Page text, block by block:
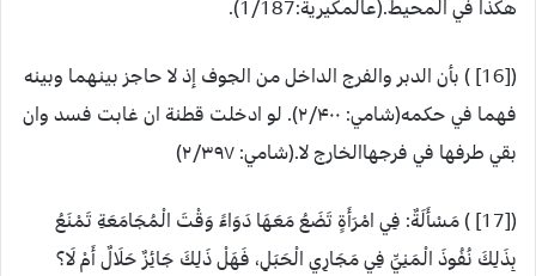
هكذا في المحيط.(عالمكيرية:1/187).
([16] ) بأن الدبر والفرج الداخل من الجوف إذ لا حاجز بينهما وبينه
فهما في حكمه(شامي: ۲/۴۰۰). لو ادخلت قطنة ان غابت فسد وان
بقي طرفها في فرجهاالخارج لا.(شامي: ۲/۳۹۷)
([17] ) مَسْأَلَةٌ: فِي امْرَأَةٍ تَضَعُ مَعَهَا دَوَاءً وَقْتَ الْمُجَامَعَةِ تَمْنَعُ
بِذَلِكَ نُفُوذَ الْمَنِيِّ فِي مَجَارِي الْحَبَلِ، فَهَلْ ذَلِكَ جَائِزٌ حَلَالٌ أَمْ لَا؟